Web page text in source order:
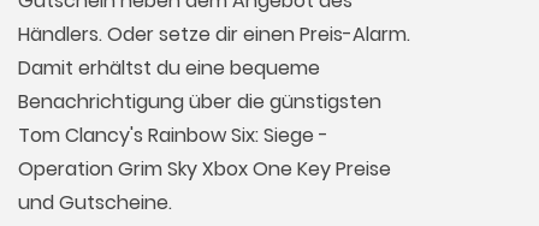
Händlers. Oder setze dir einen Preis-Alarm.
Damit erhältst du eine bequeme
Benachrichtigung über die günstigsten
Tom Clancy's Rainbow Six: Siege -
Operation Grim Sky Xbox One Key Preise
und Gutscheine.